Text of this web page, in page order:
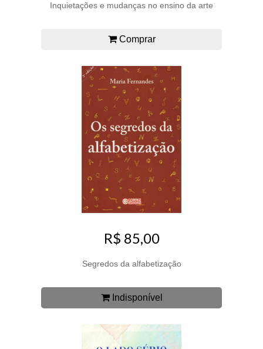
Inquietações e mudanças no ensino da arte
Comprar
R$ 85,00
Segredos da alfabetização
Indisponível